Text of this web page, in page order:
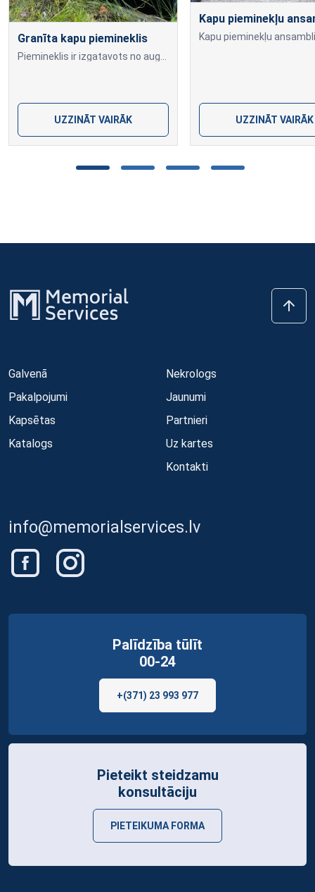
Granīta kapu piemineklis
UZZINĀT VAIRĀK
Kapu pieminekļu
UZZINĀT VAIRĀK
Galvenā
Pakalpojumi
Kapsētas
Katalogs
Nekrologs
Jaunumi
Partnieri
Uz kartes
Kontakti
info@memorialservices.lv
Palīdzība tūlīt
00-24
+(371) 23 993 977
Pieteikt steidzamu
konsultāciju
PIETEIKUMA FORMA